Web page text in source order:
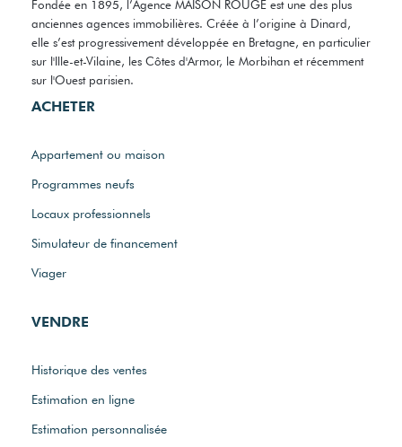
Fondée en 1895, l’Agence MAISON ROUGE est une des plus
anciennes agences immobilières. Créée à l’origine à Dinard,
elle s’est progressivement développée en Bretagne, en particulier
sur l'Ille-et-Vilaine, les Côtes d'Armor, le Morbihan et récemment
sur l'Ouest parisien.
ACHETER
Appartement ou maison
Programmes neufs
Locaux professionnels
Simulateur de financement
Viager
VENDRE
Historique des ventes
Estimation en ligne
Estimation personnalisée